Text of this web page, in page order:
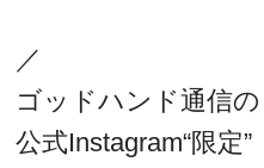
／
ゴッドハンド通信の
公式Instagram“限定”